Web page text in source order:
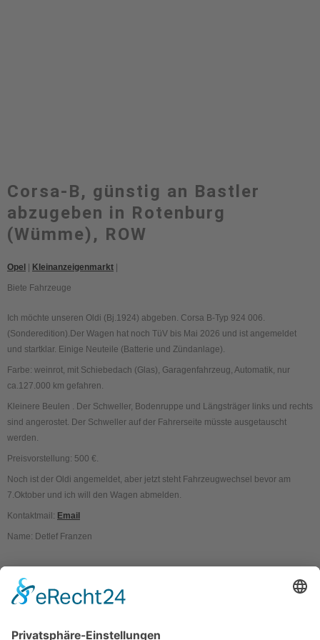
Corsa-B, günstig an Bastler
abzugeben in Rotenburg
(Wümme), ROW
Opel | Kleinanzeigenmarkt |
Biete Fahrzeuge
Ich möchte unseren Oldi (Bj.1924) abgeben. Corsa B-Typ 924 006.
(Sonderedition).Der Wagen hat noch TüV bis Mai 2026 und ist angemeldet
und startklar. Einige Neuteile (Batterie und Zündanlage).
Farbe: weinrot, mit Schiebedach (Glas), Garagenfahrzeug, Automatik, nur
ca.127.000 km gefahren.
Kleinere Beulen . Der Schweller, Bodenruppe und Längsträger links und rechts
sind angerostet. Der Schweller auf der Fahrerseite müsste ausgetauscht
werden.
Preisvorstellung: 500 €.
Noch ist der Oldi angemeldet, aber jetzt steht Fahrzeugwechsel bevor am
7.Oktober und ich will den Wagen abmelden.
Kontaktmail: Email
Name: Detlef Franzen
Kontakt